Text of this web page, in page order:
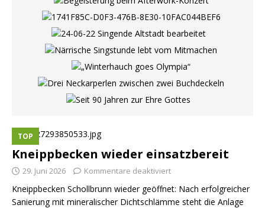
TOP
Kneippbecken wieder einsatzbereit
29. Juni 2026 Kommentare deaktiviert
Kneippbecken Schollbrunn wieder geöffnet: Nach erfolgreicher
Sanierung mit mineralischer Dichtschlämme steht die Anlage